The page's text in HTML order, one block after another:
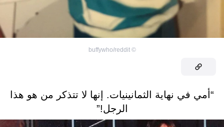
©
buffywho/reddit
“أمي في نهاية الثمانينيات. إنها لا تتذكر من هو هذا
الرجل!”